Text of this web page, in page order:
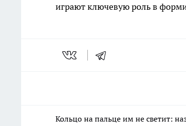
играют ключевую роль в
Кольцо на пальце им не светит: